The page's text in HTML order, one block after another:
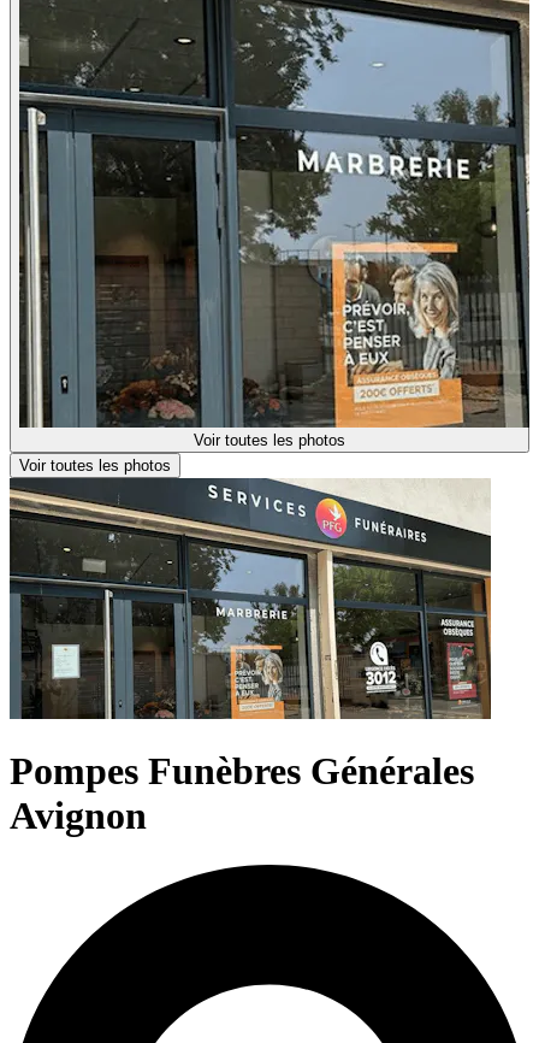
Voir toutes les photos
Voir toutes les photos
Pompes Funèbres Générales
Avignon